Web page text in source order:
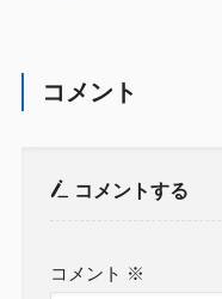
コメント
コメントする
コメント ※